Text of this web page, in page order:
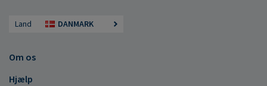
Land DANMARK
Om os
Hjælp